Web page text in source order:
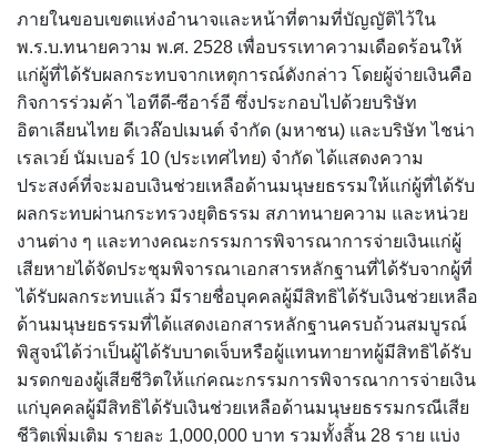
ภายในขอบเขตแห่งอำนาจและหน้าที่ตามที่บัญญัติไว้ใน
พ.ร.บ.ทนายความ พ.ศ. 2528 เพื่อบรรเทาความเดือดร้อนให้
แก่ผู้ที่ได้รับผลกระทบจากเหตุการณ์ดังกล่าว โดยผู้จ่ายเงินคือ
กิจการร่วมค้า ไอทีดี-ซีอาร์อี ซึ่งประกอบไปด้วยบริษัท
อิตาเลียนไทย ดีเวล๊อปเมนต์ จำกัด (มหาชน) และบริษัท ไชน่า
เรลเวย์ นัมเบอร์ 10 (ประเทศไทย) จำกัด ได้แสดงความ
ประสงค์ที่จะมอบเงินช่วยเหลือด้านมนุษยธรรมให้แก่ผู้ที่ได้รับ
ผลกระทบผ่านกระทรวงยุติธรรม สภาทนายความ และหน่วย
งานต่าง ๆ และทางคณะกรรมการพิจารณาการจ่ายเงินแก่ผู้
เสียหายได้จัดประชุมพิจารณาเอกสารหลักฐานที่ได้รับจากผู้ที่
ได้รับผลกระทบแล้ว มีรายชื่อบุคคลผู้มีสิทธิได้รับเงินช่วยเหลือ
ด้านมนุษยธรรมที่ได้แสดงเอกสารหลักฐานครบถ้วนสมบูรณ์
พิสูจน์ได้ว่าเป็นผู้ได้รับบาดเจ็บหรือผู้แทนทายาทผู้มีสิทธิได้รับ
มรดกของผู้เสียชีวิตให้แก่คณะกรรมการพิจารณาการจ่ายเงิน
แก่บุคคลผู้มีสิทธิได้รับเงินช่วยเหลือด้านมนุษยธรรมกรณีเสีย
ชีวิตเพิ่มเติม รายละ 1,000,000 บาท รวมทั้งสิ้น 28 ราย แบ่ง